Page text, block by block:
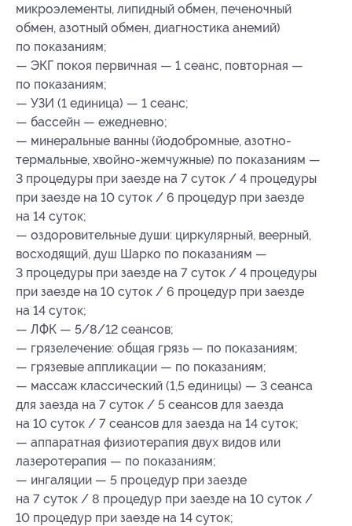
микроэлементы, липидный обмен, печеночный
обмен, азотный обмен, диагностика анемий)
по показаниям;
— ЭКГ покоя первичная — 1 сеанс, повторная —
по показаниям;
— УЗИ (1 единица) — 1 сеанс;
— бассейн — ежедневно;
— минеральные ванны (йодобромные, азотно-
термальные, хвойно-жемчужные) по показаниям —
3 процедуры при заезде на 7 суток / 4 процедуры
при заезде на 10 суток / 6 процедур при заезде
на 14 суток;
— оздоровительные души: циркулярный, веерный,
восходящий, душ Шарко по показаниям —
3 процедуры при заезде на 7 суток / 4 процедуры
при заезде на 10 суток / 6 процедур при заезде
на 14 суток;
— ЛФК — 5/8/12 сеансов;
— грязелечение: общая грязь — по показаниям;
— грязевые аппликации — по показаниям;
— массаж классический (1,5 единицы) — 3 сеанса
для заезда на 7 суток / 5 сеансов для заезда
на 10 суток / 7 сеансов для заезда на 14 суток;
— аппаратная физиотерапия двух видов или
лазеротерапия — по показаниям;
— ингаляции — 5 процедур при заезде
на 7 суток / 8 процедур при заезде на 10 суток /
10 процедур при заезде на 14 суток;